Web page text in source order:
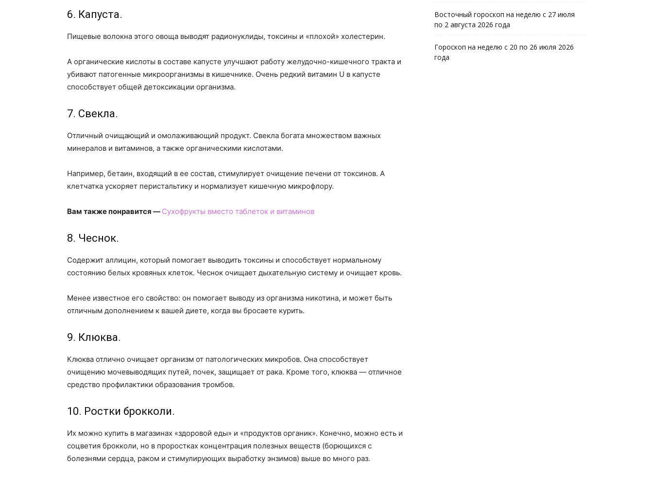
6. Капуста.
Пищевые волокна этого овоща выводят радионуклиды, токсины и «плохой» холестерин.
А органические кислоты в составе капусте улучшают работу желудочно-кишечного тракта и
убивают патогенные микроорганизмы в кишечнике. Очень редкий витамин U в капусте
способствует общей детоксикации организма.
7. Свекла.
Отличный очищающий и омолаживающий продукт. Свекла богата множеством важных
минералов и витаминов, а также органическими кислотами.
Например, бетаин, входящий в ее состав, стимулирует очищение печени от токсинов. А
клетчатка ускоряет перистальтику и нормализует кишечную микрофлору.
Вам также понравится — Сухофрукты вместо таблеток и витаминов
8. Чеснок.
Содержит аллицин, который помогает выводить токсины и способствует нормальному
состоянию белых кровяных клеток. Чеснок очищает дыхательную систему и очищает кровь.
Менее известное его свойство: он помогает выводу из организма никотина, и может быть
отличным дополнением к вашей диете, когда вы бросаете курить.
9. Клюква.
Клюква отлично очищает организм от патологических микробов. Она способствует
очищению мочевыводящих путей, почек, защищает от рака. Кроме того, клюква — отличное
средство профилактики образования тромбов.
10. Ростки брокколи.
Их можно купить в магазинах «здоровой еды» и «продуктов органик». Конечно, можно есть и
соцветия брокколи, но в проростках концентрация полезных веществ (борющихся с
болезнями сердца, раком и стимулирующих выработку энзимов) выше во много раз.
Восточный гороскоп на неделю с 27 июля
по 2 августа 2026 года
Гороскоп на неделю с 20 по 26 июля 2026
года